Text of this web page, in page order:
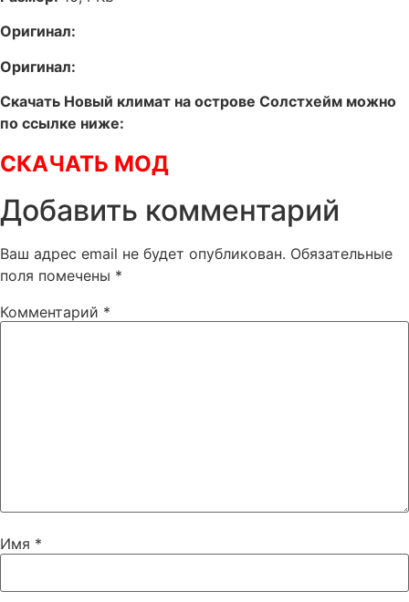
Оригинал:
Оригинал:
Скачать Новый климат на острове Солстхейм можно
по ссылке ниже:
СКАЧАТЬ МОД
Добавить комментарий
Ваш адрес email не будет опубликован. Обязательные
поля помечены *
Комментарий *
Имя *